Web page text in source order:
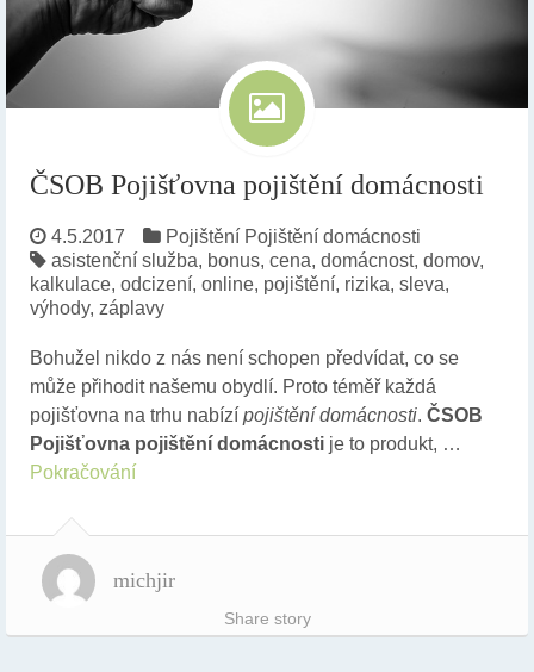
Kontakt
ČSOB Pojišťovna pojištění domácnosti
4.5.2017 Pojištění Pojištění domácnosti
asistenční služba, bonus, cena, domácnost, domov,
kalkulace, odcizení, online, pojištění, rizika, sleva,
výhody, záplavy
Bohužel nikdo z nás není schopen předvídat, co se
může přihodit našemu obydlí. Proto téměř každá
pojišťovna na trhu nabízí pojištění domácnosti. ČSOB
Pojišťovna pojištění domácnosti je to produkt, …
Pokračování
michjir
Share story